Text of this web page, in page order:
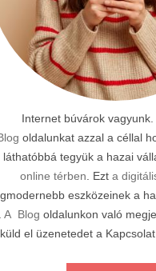
Internet búvárok vagyunk.
oldalunkat azzal a céllal
láthatóbbá tegyük a hazai
online térben . Ezt a
eszközeinek a
A Blog oldalunkon való
küld el üzenetedet a